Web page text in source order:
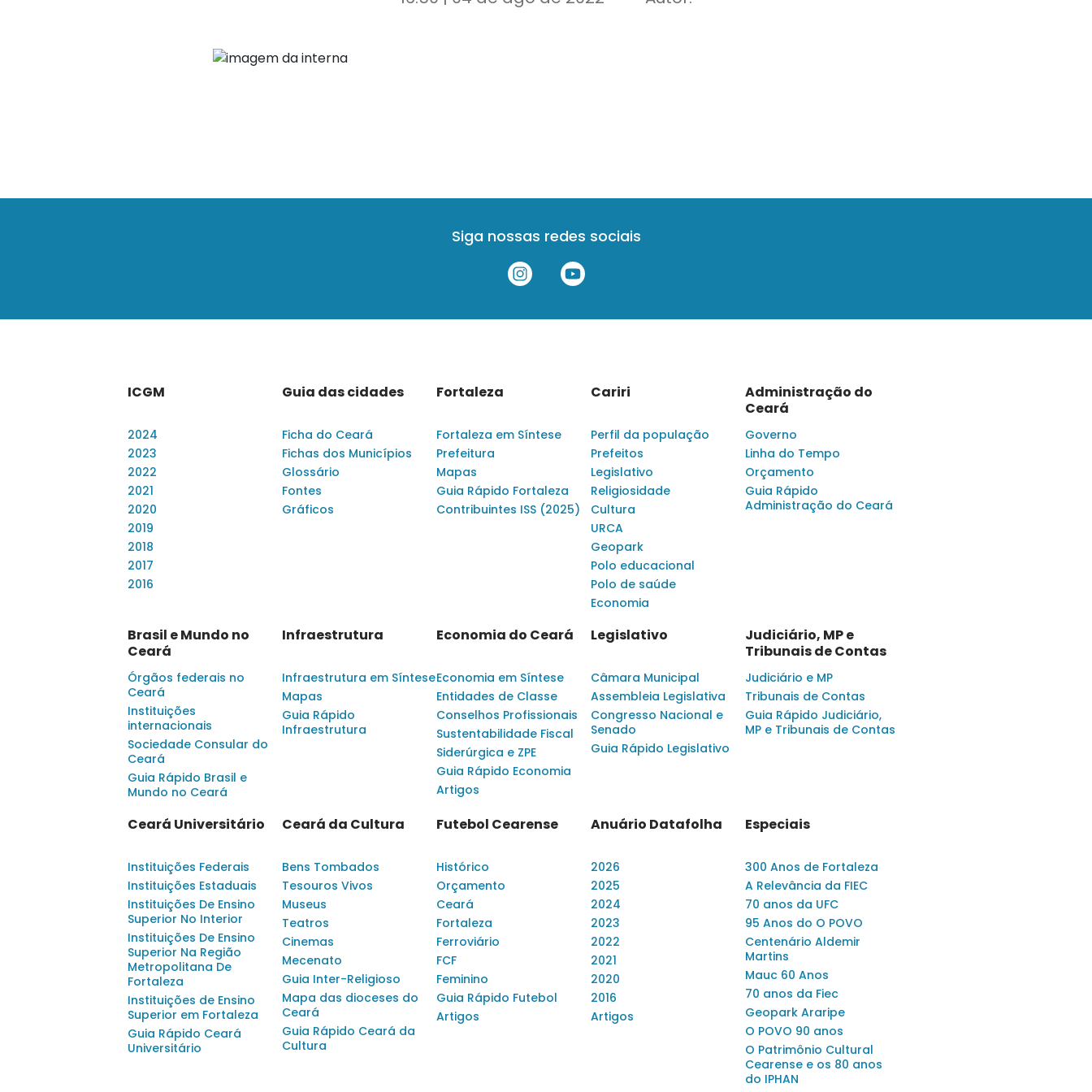
Siga nossas redes sociais
ICGM
2024
2023
2022
2021
2020
2019
2018
2017
2016
Guia das cidades
Ficha do Ceará
Fichas dos Municípios
Glossário
Fontes
Gráficos
Fortaleza
Fortaleza em Síntese
Prefeitura
Mapas
Guia Rápido Fortaleza
Contribuintes ISS (2025)
Cariri
Perfil da população
Prefeitos
Legislativo
Religiosidade
Cultura
URCA
Geopark
Polo educacional
Polo de saúde
Economia
Administração do
Ceará
Governo
Linha do Tempo
Orçamento
Guia Rápido
Administração do Ceará
Brasil e Mundo no
Ceará
Órgãos federais no
Ceará
Instituições
internacionais
Sociedade Consular do
Ceará
Guia Rápido Brasil e
Mundo no Ceará
Infraestrutura
Infraestrutura em Síntese
Mapas
Guia Rápido
Infraestrutura
Economia do Ceará
Economia em Síntese
Entidades de Classe
Conselhos Profissionais
Sustentabilidade Fiscal
Siderúrgica e ZPE
Guia Rápido Economia
Artigos
Legislativo
Câmara Municipal
Assembleia Legislativa
Congresso Nacional e
Senado
Guia Rápido Legislativo
Judiciário, MP e
Tribunais de Contas
Judiciário e MP
Tribunais de Contas
Guia Rápido Judiciário,
MP e Tribunais de Contas
Ceará Universitário
Instituições Federais
Instituições Estaduais
Instituições De Ensino
Superior No Interior
Instituições De Ensino
Superior Na Região
Metropolitana De
Fortaleza
Instituições de Ensino
Superior em Fortaleza
Guia Rápido Ceará
Universitário
Ceará da Cultura
Bens Tombados
Tesouros Vivos
Museus
Teatros
Cinemas
Mecenato
Guia Inter-Religioso
Mapa das dioceses do
Ceará
Guia Rápido Ceará da
Cultura
Futebol Cearense
Histórico
Orçamento
Ceará
Fortaleza
Ferroviário
FCF
Feminino
Guia Rápido Futebol
Artigos
Anuário Datafolha
2026
2025
2024
2023
2022
2021
2020
2016
Artigos
Especiais
300 Anos de Fortaleza
A Relevância da FIEC
70 anos da UFC
95 Anos do O POVO
Centenário Aldemir
Martins
Mauc 60 Anos
70 anos da Fiec
Geopark Araripe
O POVO 90 anos
O Patrimônio Cultural
Cearense e os 80 anos
do IPHAN